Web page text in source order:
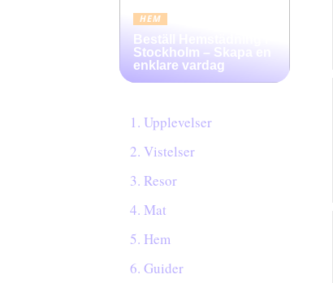
HEM
Beställ Hemstädning i
Stockholm – Skapa en
enklare vardag
Upplevelser
Vistelser
Resor
Mat
Hem
Guider